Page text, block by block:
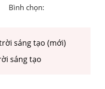
Bình chọn:
sáng tạo (mới)
sáng tạo